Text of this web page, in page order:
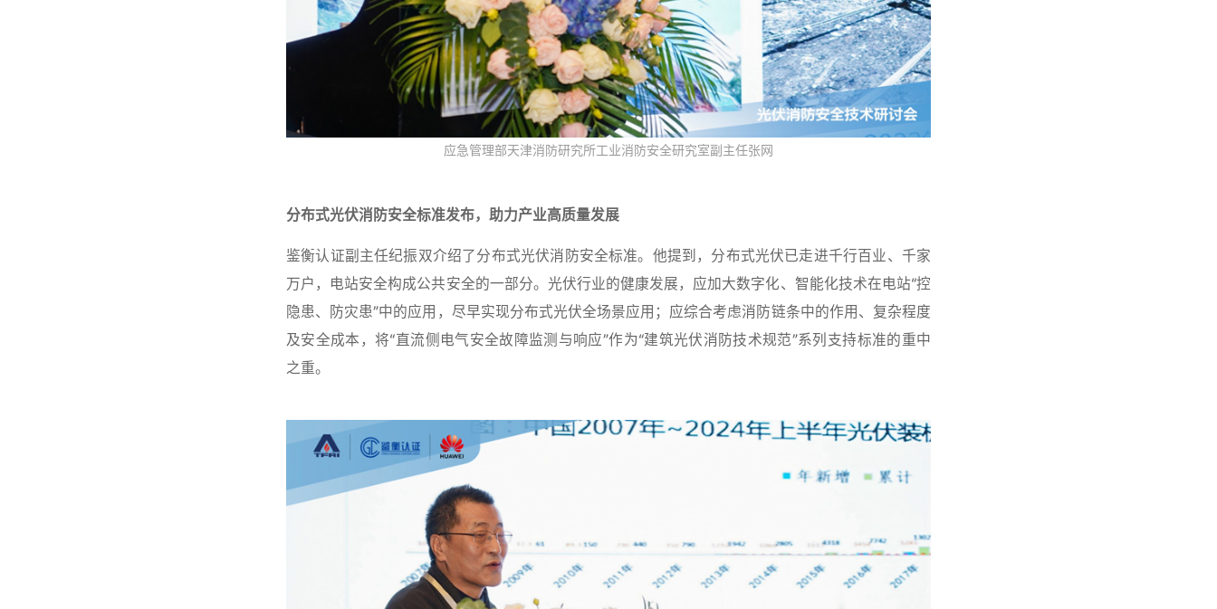
应急管理部天津消防研究所工业消防安全研究室副主任张网
分布式光伏消防安全标准发布，助力产业高质量发展
鉴衡认证副主任纪振双介绍了分布式光伏消防安全标准。他提到，分布式光伏已走进千行百业、千家
万户，电站安全构成公共安全的一部分。光伏行业的健康发展，应加大数字化、智能化技术在电站“控
隐患、防灾患”中的应用，尽早实现分布式光伏全场景应用；应综合考虑消防链条中的作用、复杂程度
及安全成本，将“直流侧电气安全故障监测与响应”作为“建筑光伏消防技术规范”系列支持标准的重中
之重。